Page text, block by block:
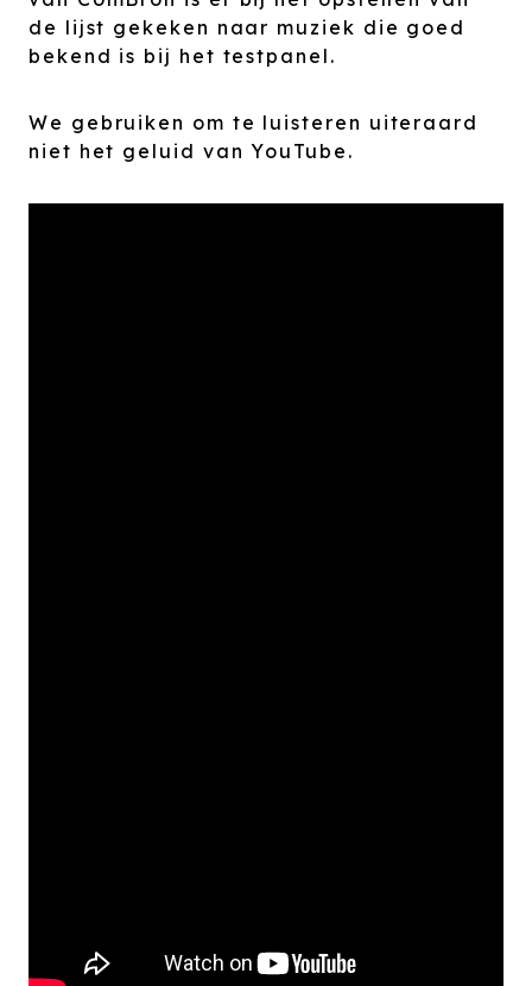
de lijst gekeken naar muziek die goed
bekend is bij het testpanel.
We gebruiken om te luisteren uiteraard
niet het geluid van YouTube.